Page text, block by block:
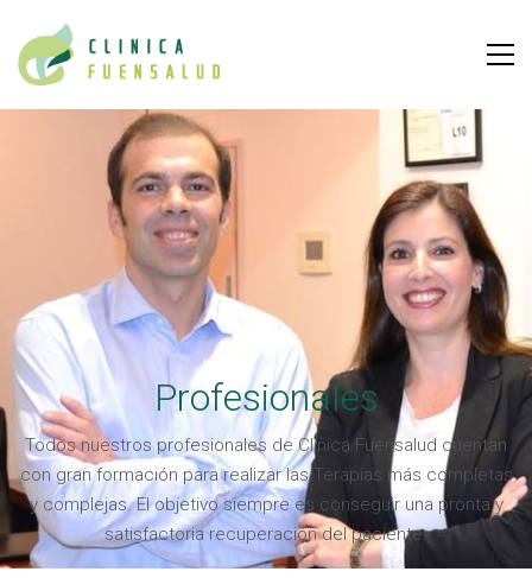
Profesionales
Todos nuestros profesionales de Clínica Fuensalud cuentan
con gran formación para realizar las Terapias más completas
y complejas. El objetivo siempre es conseguir una pronta y
satisfactoria recuperación del paciente.